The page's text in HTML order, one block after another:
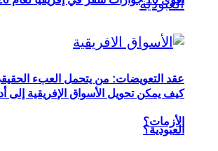
عقد التعويضات: من يتحمل العبء
العبودية؟
كيف يمكن تحويل الأسواق الإفريقية إلى
الأزمات؟